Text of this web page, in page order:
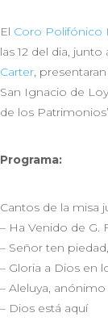
El Coro Polifónico
las 12 del dia,
Carter,
San Ignacio de
de los
Programa:
Cantos de la misa
– Ha Venido de G.
– Señor ten
– Gloria a Dios en
– Aleluya, anónimo
– Dios está aquí